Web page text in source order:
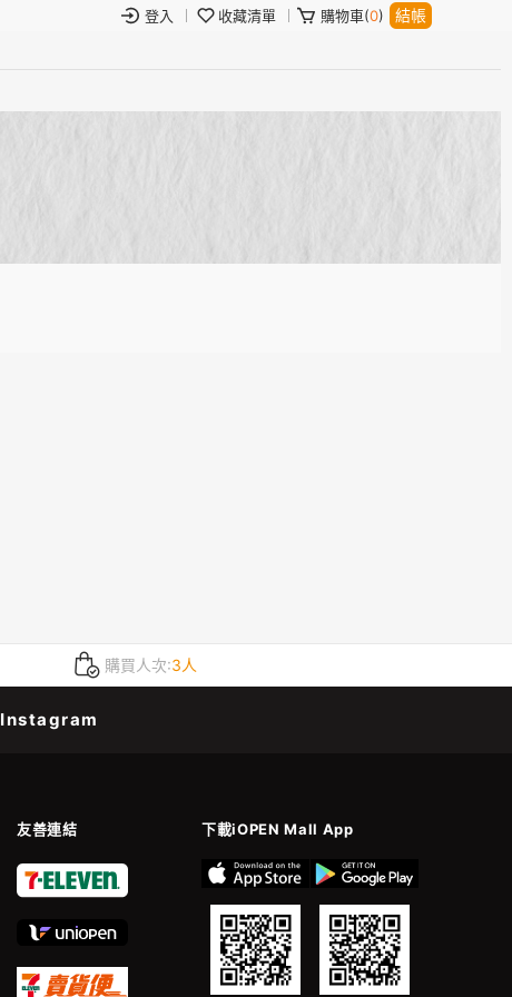
登入 收藏清單 購物車(0) 結帳
購買人次:3人
Instagram
友善連結 下載iOPEN Mall App